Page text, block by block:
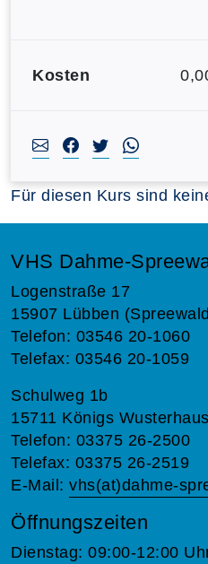
Kosten
Für diesen Kurs sind
VHS Dahme-
Logenstraße 17
15907 Lübben
Telefon: 03546 20-1060
Telefax: 03546 20-1059
Schulweg 1b
15711 Königs
Telefon: 03375 26-2500
Telefax: 03375 26-2519
E-Mail: vhs(at)dahme-
Öffnungszeiten
Dienstag: 09:00-12:00